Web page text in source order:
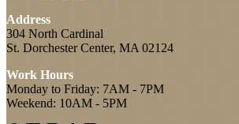
Address
304 North Cardinal
St. Dorchester Center, MA 02124
Work Hours
Monday to Friday: 7AM - 7PM
Weekend: 10AM - 5PM